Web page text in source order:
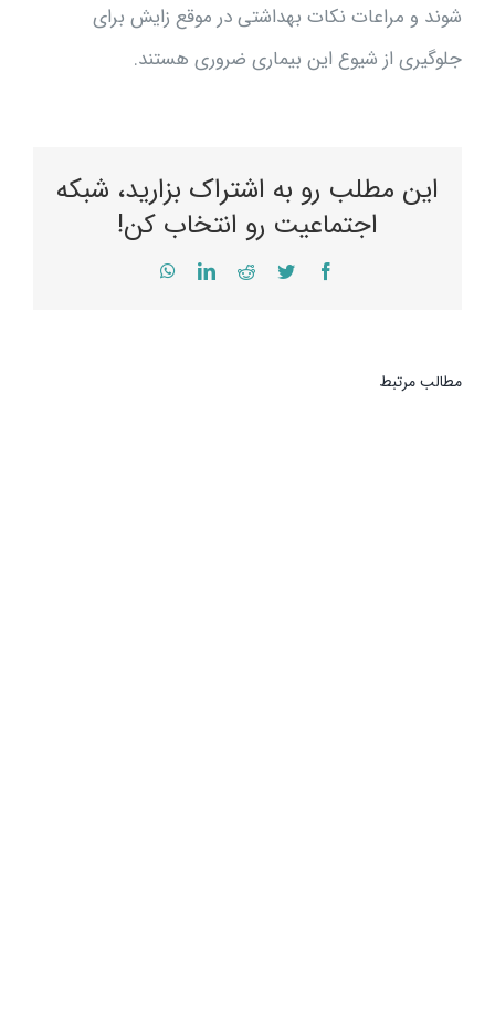
شوند و مراعات نکات بهداشتى در موقع زايش براى
جلوگيرى از شيوع اين بيمارى ضرورى هستند.
این مطلب رو به اشتراک بزارید، شبکه
اجتماعیت رو انتخاب کن!
Facebook
Twitter
Reddit
LinkedIn
WhatsApp
مطالب مرتبط